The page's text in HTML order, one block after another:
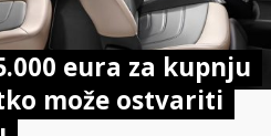
eura za kupnju
može ostvariti